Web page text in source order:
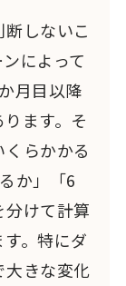
しないこ
によって
月目以降
ます。そ
らかかる
か」「6
けて計算
。特にダ
大きな変化